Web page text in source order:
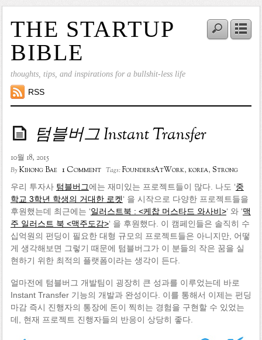
THE STARTUP
BIBLE
thoughts, tips, and inspirations for a bullshit-less life
RSS
텀블버그 Instant Transfer
10월 18, 2015
ByKihong Bae 1 Comment Tags:FoundersAtWork, korea, Strong
우리 투자사 텀블버그에는 재미있는 프로젝트들이 많다. 나도 ‘중
학교 3학년 학생의 거대한 로켓‘ 을 시작으로 다양한 프로젝트들을
후원했는데 최근에는 ‘일러스트북 : <케찹 머스타드 와사비>‘ 와 ‘맥
주 일러스트 북 <맥주도감>‘ 을 후원했다. 이 캠페인들은 솔직히 수
십억원의 펀딩이 필요한 대형 규모의 프로젝트들은 아니지만, 어떻
게 생각해보면 그렇기 때문에 텀블버그가 이 분들의 작은 꿈을 실
현하기 위한 최적의 플랫폼이라는 생각이 든다.
얼마전에 텀블버그 개발팀이 굉장히 큰 성과를 이루었는데 바로
Instant Transfer 기능의 개발과 완성이다. 이를 통해서 이제는 펀딩
마감 즉시 진행자의 통장에 돈이 찍히는 경험을 구현할 수 있었는
데, 현재 프로젝트 진행자들의 반응이 상당히 좋다.